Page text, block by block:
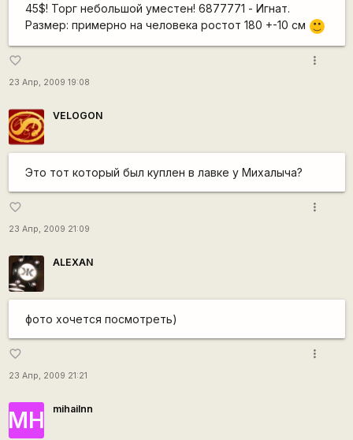
45$! Торг небольшой уместен! 6877771 - Игнат.
Размер: примерно на человека ростот 180 +-10 см
:)
favorite_border
23 Апр, 2009 19:08
more_vert
VELOGON
Это тот который был куплен в лавке у Михалыча?
favorite_border
23 Апр, 2009 21:09
more_vert
ALEXAN
фото хочется посмотреть)
favorite_border
23 Апр, 2009 21:21
more_vert
МН mihailnn